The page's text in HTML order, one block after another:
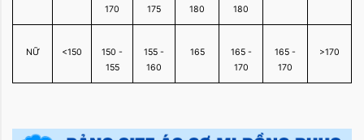
170
175
180
180
NỮ <150
150 -
155
155 -
160
165
165 -
170
165 -
170
>170